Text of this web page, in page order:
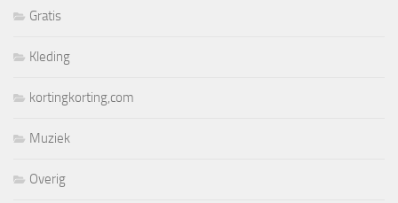
Gratis
Kleding
kortingkorting,com
Muziek
Overig